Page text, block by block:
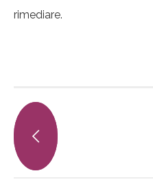
rimediare.